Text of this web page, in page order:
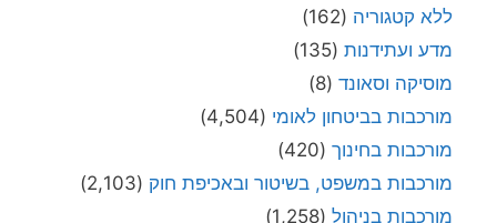
ללא קטגוריה (162)
מדע ועתידנות (135)
מוסיקה וסאונד (8)
מורכבות בביטחון לאומי (4,504)
מורכבות בחינוך (420)
מורכבות במשפט, בשיטור ובאכיפת חוק (2,103)
מורכבות בניהול (1,258)